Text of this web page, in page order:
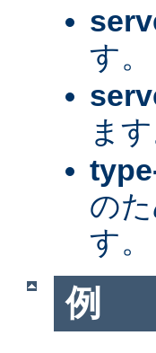
す
ま
の
す
例